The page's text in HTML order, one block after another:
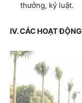
thưởng, kỷ luật.
IV. CÁC HOẠT ĐỘNG